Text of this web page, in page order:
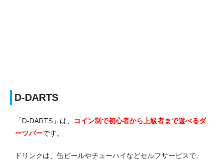
D-DARTS
「D-DARTS」は、
コイン制で初心者から上級者まで遊べるダ
ーツバーです。
ドリンクは、缶ビールやチューハイなどセルフサービスで、